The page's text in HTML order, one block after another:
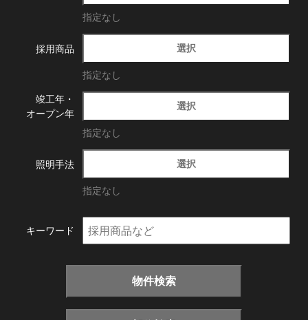
指定なし
採用商品 選択
指定なし
竣工年・
オープン年
選択
指定なし
照明手法 選択
指定なし
キーワード
物件検索